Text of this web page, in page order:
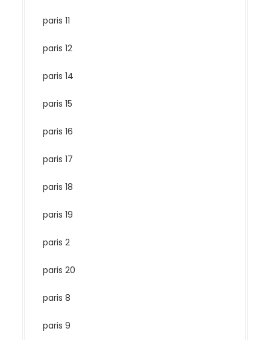
paris 11
paris 12
paris 14
paris 15
paris 16
paris 17
paris 18
paris 19
paris 2
paris 20
paris 8
paris 9